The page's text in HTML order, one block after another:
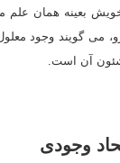
بعینه همان علم
مى گویند وجود
آن است.
وجودى